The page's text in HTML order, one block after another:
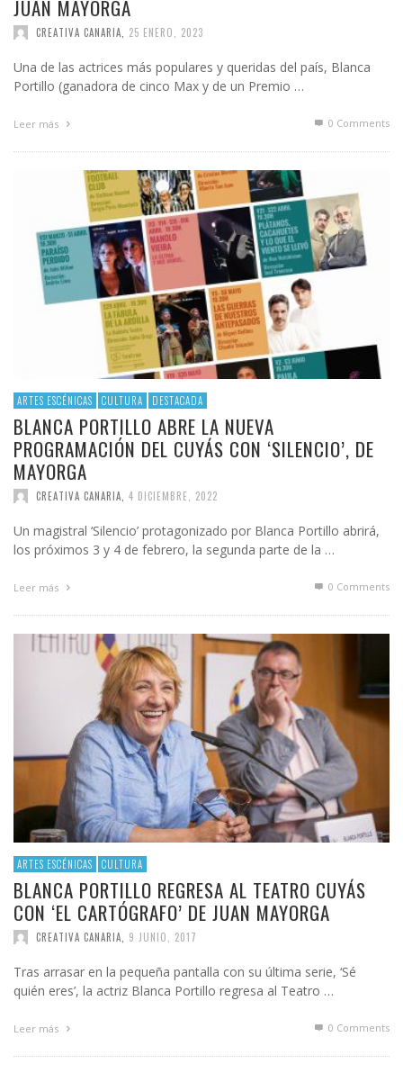
JUAN MAYORGA
CREATIVA CANARIA 25 ENERO, 2023
Una de las actrices más populares y queridas del país, Blanca
Portillo (ganadora de cinco Max y de un Premio …
Leer más 0 Comments
ARTES ESCÉNICAS CULTURA DESTACADA
BLANCA PORTILLO ABRE LA NUEVA
PROGRAMACIÓN DEL CUYÁS CON ‘SILENCIO’, DE
MAYORGA
CREATIVA CANARIA 4 DICIEMBRE, 2022
Un magistral ‘Silencio’ protagonizado por Blanca Portillo abrirá,
los próximos 3 y 4 de febrero, la segunda parte de la …
Leer más 0 Comments
ARTES ESCÉNICAS CULTURA
BLANCA PORTILLO REGRESA AL TEATRO CUYÁS
CON ‘EL CARTÓGRAFO’ DE JUAN MAYORGA
CREATIVA CANARIA 9 JUNIO, 2017
Tras arrasar en la pequeña pantalla con su última serie, ‘Sé
quién eres’, la actriz Blanca Portillo regresa al Teatro …
Leer más 0 Comments